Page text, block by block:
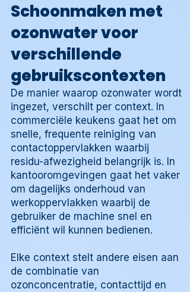
Schoonmaken met
ozonwater voor
verschillende
gebruikscontexten
De manier waarop ozonwater wordt
ingezet, verschilt per context. In
commerciële keukens gaat het om
snelle, frequente reiniging van
contactoppervlakken waarbij
residu-afwezigheid belangrijk is. In
kantooromgevingen gaat het vaker
om dagelijks onderhoud van
werkoppervlakken waarbij de
gebruiker de machine snel en
efficiënt wil kunnen bedienen.
Elke context stelt andere eisen aan
de combinatie van
ozonconcentratie, contacttijd en